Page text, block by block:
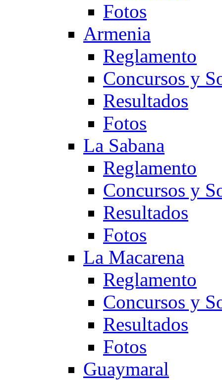
Fotos
Armenia
Reglamento
Concursos y
Resultados
Fotos
La Sabana
Reglamento
Concursos y
Resultados
Fotos
La Macarena
Reglamento
Concursos y
Resultados
Fotos
Guaymaral